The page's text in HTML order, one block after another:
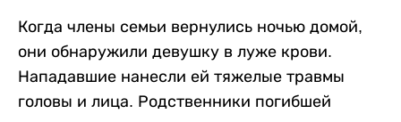
Когда члены семьи вернулись ночью домой,
они обнаружили девушку в луже крови.
Нападавшие нанесли ей тяжелые травмы
головы и лица. Родственники погибшей